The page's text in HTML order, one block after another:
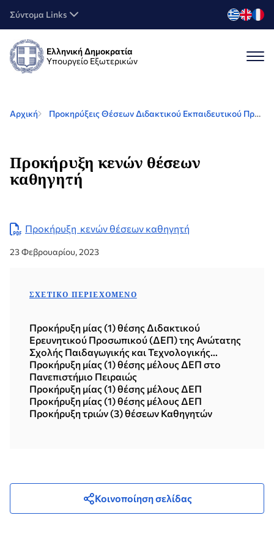
Σύντομα Links
Ελληνική Δημοκρατία
Υπουργείο Εξωτερικών
Αρχική Προκηρύξεις Θέσεων Διδακτικού Εκπαιδευτικού Προσωπικού (ΔΕΠ)
Προκήρυξη κενών θέσεων
καθηγητή
Προκήρυξη κενών θέσεων καθηγητή
23 Φεβρουαρίου, 2023
ΣΧΕΤΙΚΌ ΠΕΡΙΕΧΌΜΕΝΟ
Προκήρυξη μίας (1) θέσης Διδακτικού
Ερευνητικού Προσωπικού (ΔΕΠ) της Ανώτατης
Σχολής Παιδαγωγικής και Τεχνολογικής
Εκπαίδευσης (ΑΣΠΑΙΤΕ)
Προκήρυξη μίας (1) θέσης μέλους ΔΕΠ στο
Πανεπιστήμιο Πειραιώς
Προκήρυξη μίας (1) θέσης μέλους ΔΕΠ
Προκήρυξη μίας (1) θέσης μέλους ΔΕΠ
Προκήρυξη τριών (3) θέσεων Καθηγητών
Κοινοποίηση σελίδας